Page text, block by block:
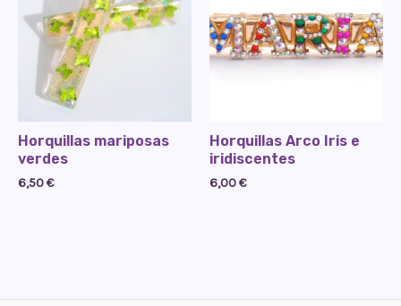
Horquillas mariposas
verdes
6,50€
Horquillas Arco Iris e
iridiscentes
6,00€